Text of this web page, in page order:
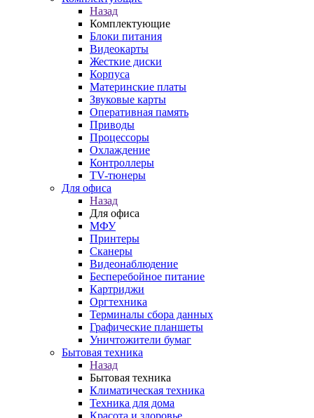
Назад
Комплектующие
Блоки питания
Видеокарты
Жесткие диски
Корпуса
Материнские платы
Звуковые карты
Оперативная память
Приводы
Процессоры
Охлаждение
Контроллеры
TV-тюнеры
Для офиса
Назад
Для офиса
МФУ
Принтеры
Сканеры
Видеонаблюдение
Бесперебойное питание
Картриджи
Оргтехника
Терминалы сбора данных
Графические планшеты
Уничтожители бумаг
Бытовая техника
Назад
Бытовая техника
Климатическая техника
Техника для дома
Красота и здоровье